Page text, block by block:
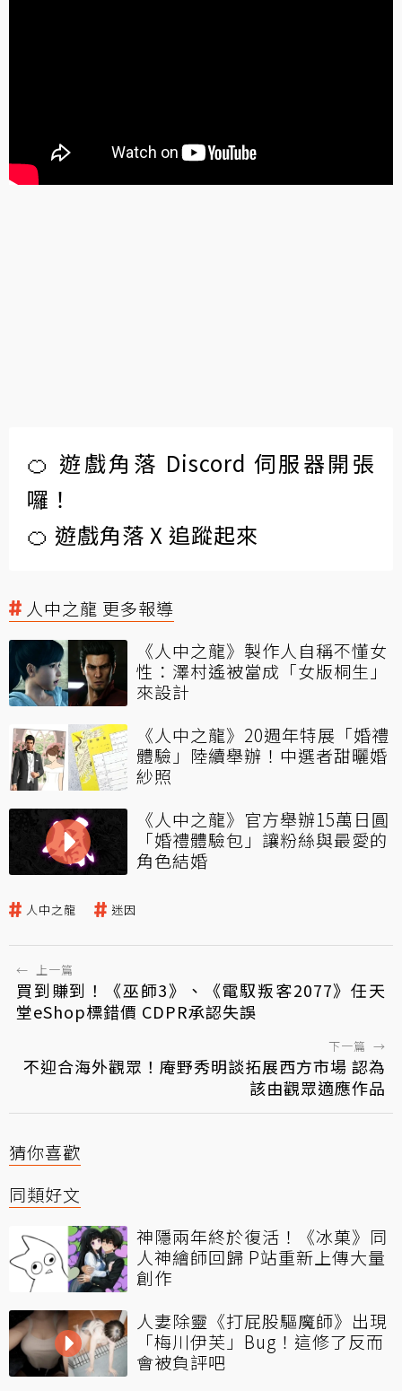
🍊 遊戲角落 Discord 伺服器開張
囉！
🍊 遊戲角落 X 追蹤起來
人中之龍 更多報導
《人中之龍》製作人自稱不懂女
性：澤村遙被當成「女版桐生」
來設計
《人中之龍》20週年特展「婚禮
體驗」陸續舉辦！中選者甜曬婚
紗照
《人中之龍》官方舉辦15萬日圓
「婚禮體驗包」讓粉絲與最愛的
角色結婚
人中之龍 迷因
← 上一篇
買到賺到！《巫師3》、《電馭叛客2077》任天
堂eShop標錯價 CDPR承認失誤
下一篇 →
不迎合海外觀眾！庵野秀明談拓展西方市場 認為
該由觀眾適應作品
猜你喜歡
同類好文
神隱兩年終於復活！《冰菓》同
人神繪師回歸 P站重新上傳大量
創作
人妻除靈《打屁股驅魔師》出現
「梅川伊芙」Bug！這修了反而
會被負評吧